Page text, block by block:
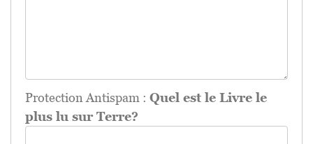
Protection Antispam : Quel est le Livre le
plus lu sur Terre?